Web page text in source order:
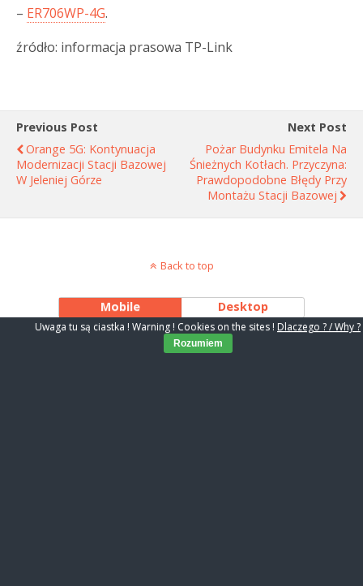
– ER706WP-4G.
źródło: informacja prasowa TP-Link
Previous Post
Orange 5G: Kontynuacja
Modernizacji Stacji Bazowej
W Jeleniej Górze
Next Post
Pożar Budynku Emitela Na
Śnieżnych Kotłach. Przyczyna:
Prawdopodobne Błędy Przy
Montażu Stacji Bazowej
Back to top
Mobile Desktop
Uwaga tu są ciastka ! Warning ! Cookies on the sites ! Dlaczego ? / Why ?
Rozumiem